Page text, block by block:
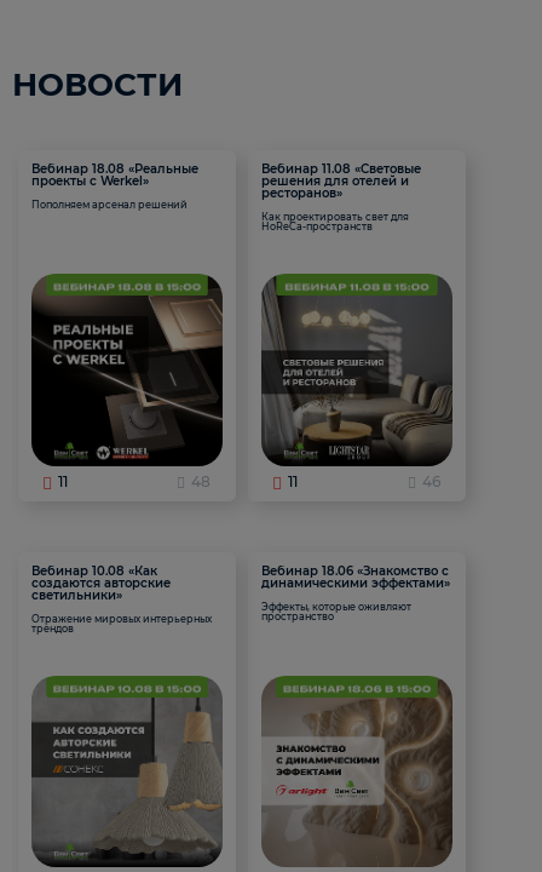
НОВОСТИ
Вебинар 18.08 «Реальные
проекты с Werkel»
Пополняем арсенал решений
11 48
Вебинар 11.08 «Световые
решения для отелей и
ресторанов»
Как проектировать свет для
HoReCa-пространств
11 46
Вебинар 10.08 «Как
создаются авторские
светильники»
Отражение мировых интерьерных
трендов
Вебинар 18.06 «Знакомство с
динамическими эффектами»
Эффекты, которые оживляют
пространство